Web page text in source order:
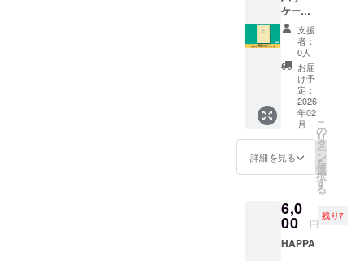
らい広げて
いきたいと
考えていま
応援よろし
くお願い致
します。
※通常販
売価格
は1冊
5,000円
の予定
です
セージ
を手書
きさせ
てもら
いま
す！ ‐サ
イン&
メッ
セージ
‐A5サイ
ズ ‐ハー
ドカ
バー ‐80
乗せ支
援で、
冊数を
増やせ
ケージ
＋
HAPPA
NOTE（
ハッパ
ノー
ト）1冊
特別贈
答用の
完成し
た
HAPPA
NOTE（
ハッパ
ノー
ト）を
お送り
支援
者：
0人
お届
け予
定：
2026
年02
月
詳細を見る
こ
の
リ
タ
ー
ン
を
選
択
す
る
6,0
00 円
残り7
HAPPA